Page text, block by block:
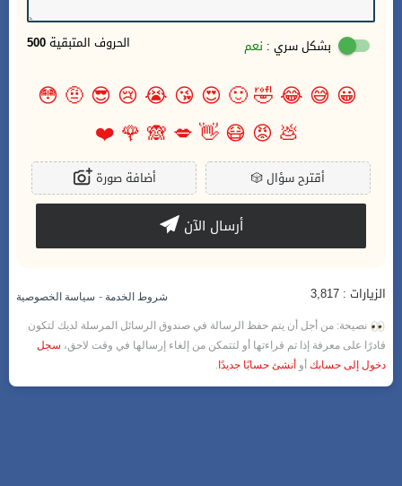
500 الحروف المتبقية بشكل سري : نعم
😀
😅
😂
🤣
🙂
😍
😘
😭
😢
😎
🤨
😳
💩
😡
😷
👋
💋
🙈
🌹
❤️
🎲أقترح سؤال أضافة صورة
أرسال الآن
الزيارات : 3,817 شروط الخدمة - سياسة الخصوصية
نصيحة: من أجل أن يتم حفظ الرسالة في صندوق الرسائل المرسلة لديك لتكون
قادرًا على معرفة إذا تم قراءتها أو لتتمكن من إلغاء إرسالها في وقت لاحق، سجل
دخول إلى حسابك أو أنشئ حسابًا جديدًا .